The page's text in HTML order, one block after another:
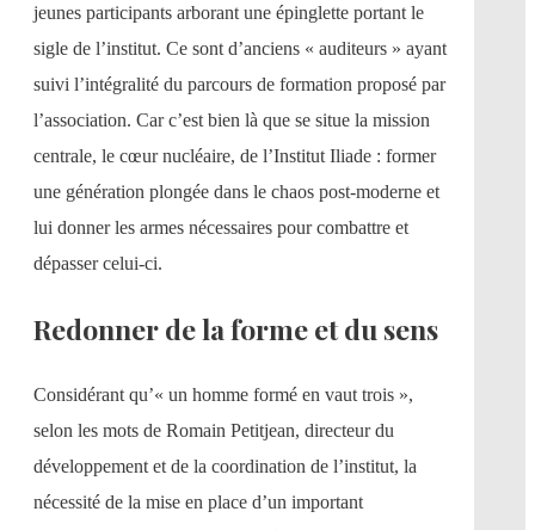
jeunes participants arborant une épinglette portant le
sigle de l’institut. Ce sont d’anciens « auditeurs » ayant
suivi l’intégralité du parcours de formation proposé par
l’association. Car c’est bien là que se situe la mission
centrale, le cœur nucléaire, de l’Institut Iliade : former
une génération plongée dans le chaos post-moderne et
lui donner les armes nécessaires pour combattre et
dépasser celui-ci.
Redonner de la forme et du sens
Considérant qu’« un homme formé en vaut trois »,
selon les mots de Romain Petitjean, directeur du
développement et de la coordination de l’institut, la
nécessité de la mise en place d’un important